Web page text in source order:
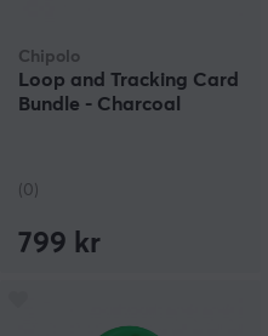
Chipolo
Loop and Tracking Card
Bundle - Charcoal
(0)
799 kr